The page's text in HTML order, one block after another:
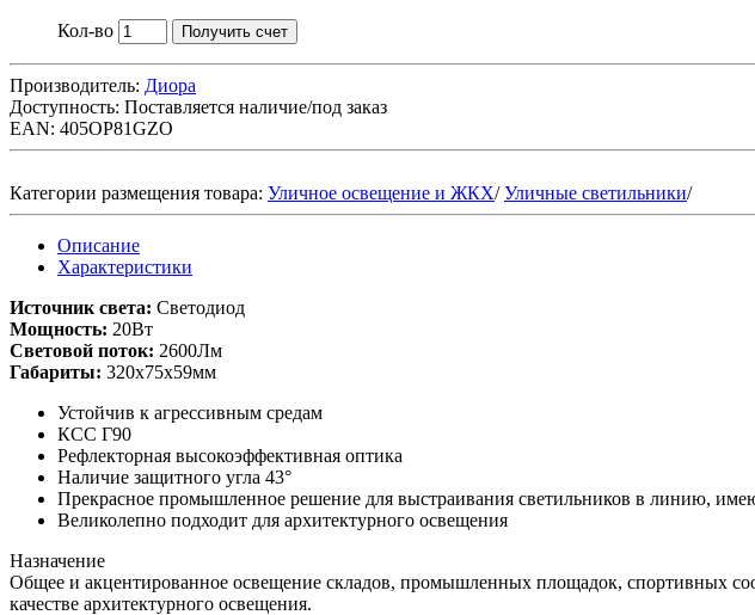
Кол-во Получить счет
Производитель: Диора
Доступность: Поставляется наличие/под заказ
EAN: 405OP81GZO
Категории размещения товара: Уличное освещение и ЖКХ/Уличные светильники/
Описание
Характеристики
Источник света: Светодиод
Мощность: 20Вт
Световой поток: 2600Лм
Габариты: 320х75х59мм
Устойчив к агрессивным средам
КСС Г90
Рефлекторная высокоэффективная оптика
Наличие защитного угла 43°
Прекрасное промышленное решение для выстраивания светильников в линию,
Великолепно подходит для архитектурного освещения
Назначение
Общее и акцентированное освещение складов, промышленных площадок, спортивных
качестве архитектурного освещения.